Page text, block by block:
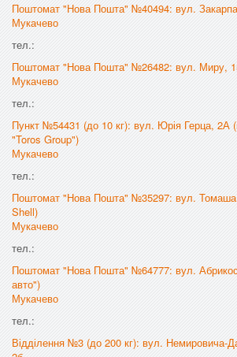
Поштомат "Нова Пошта" №40494: вул.
Мукачево
тел.:
Поштомат "Нова Пошта" №26482: вул. Миру,
Мукачево
тел.:
Пункт №54431 (до 10 кг): вул. Юрія Герца, 2А
"Toros Group")
Мукачево
тел.:
Поштомат "Нова Пошта" №35297: вул.
Shell)
Мукачево
тел.:
Поштомат "Нова Пошта" №64777: вул.
авто")
Мукачево
тел.:
Відділення №3 (до 200 кг): вул. Немировича-